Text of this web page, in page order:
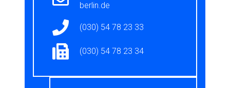
berlin.de
(030) 54 78 23 33
(030) 54 78 23 34